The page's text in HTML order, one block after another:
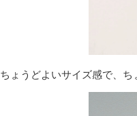
ちょうどよいサイズ感で、ち